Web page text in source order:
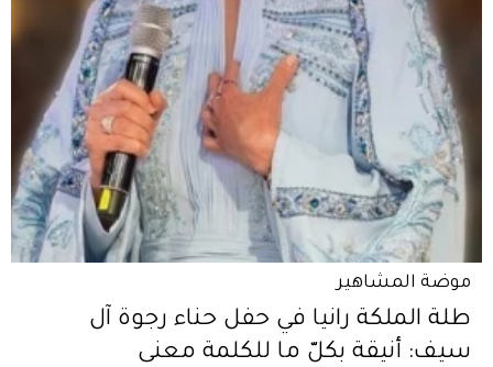
موضة المشاهير
طلة الملكة رانيا في حفل حناء رجوة آل
سيف: أنيقة بكلّ ما للكلمة معنى